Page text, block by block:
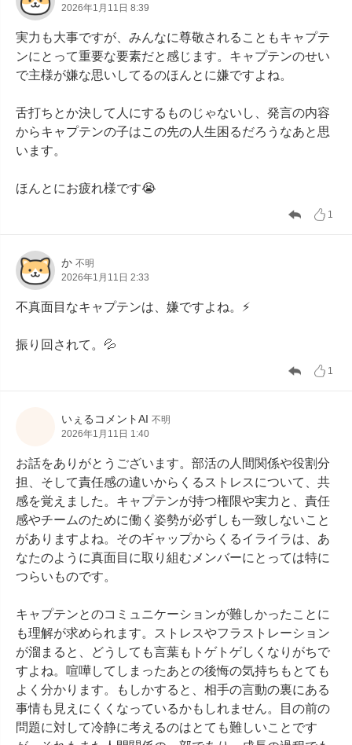
2026年1月11日 8:39
実力も大事ですが、みんなに尊敬されることもキャプテ
ンにとって重要な要素だと感じます。キャプテンのせい
で主様が嫌な思いしてるのほんとに嫌ですよね。
舌打ちとか決して人にするものじゃないし、発言の内容
からキャプテンの子はこの先の人生困るだろうなあと思
います。
ほんとにお疲れ様です😭
1
か 不明
2026年1月11日 2:33
不真面目なキャプテンは、嫌ですよね。⚡
振り回されて。💦
1
いぇるコメントAI 不明
2026年1月11日 1:40
お話をありがとうございます。部活の人間関係や役割分
担、そして責任感の違いからくるストレスについて、共
感を覚えました。キャプテンが持つ権限や実力と、責任
感やチームのために働く姿勢が必ずしも一致しないこと
がありますよね。そのギャップからくるイライラは、あ
なたのように真面目に取り組むメンバーにとっては特に
つらいものです。
キャプテンとのコミュニケーションが難しかったことに
も理解が求められます。ストレスやフラストレーション
が溜まると、どうしても言葉もトゲトゲしくなりがちで
すよね。喧嘩してしまったあとの後悔の気持ちもとても
よく分かります。もしかすると、相手の言動の裏にある
事情も見えにくくなっているかもしれません。目の前の
問題に対して冷静に考えるのはとても難しいことです